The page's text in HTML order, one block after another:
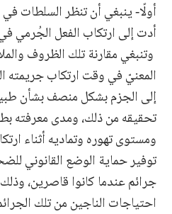
أولًا- ينبغي أن تنظر السلطات
أدت إلى ارتكاب الفعل الجُرمي
وتنبغي مقارنة تلك الظروف
المعنيّ في وقت ارتكاب جريمته
إلى الجزم بشكل منصف بشأن
تحقيقه من ذلك، ومدى معرفته
ومستوى تهوره وتماديه أثناء
توفير حماية الوضع القانوني
جرائم عندما كانوا قاصرين،
احتياجات الناجين من تلك